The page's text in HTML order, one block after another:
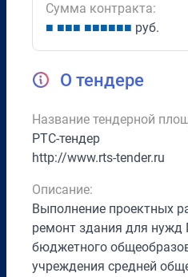
Сумма контракта:
■ ■■■ ■■■■■■ руб.
О тендере
Название тендерной
РТС-тендер
http://www.rts-tender.ru
Описание:
Выполнение проектных
ремонт здания для нужд
бюджетного
учреждения средней